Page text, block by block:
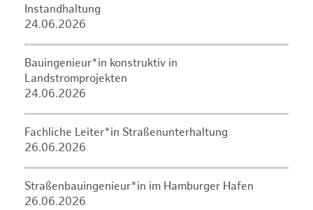
Instandhaltung
24.06.2026
Bauingenieur*in konstruktiv in
Landstromprojekten
24.06.2026
Fachliche Leiter*in Straßenunterhaltung
26.06.2026
Straßenbauingenieur*in im Hamburger Hafen
26.06.2026